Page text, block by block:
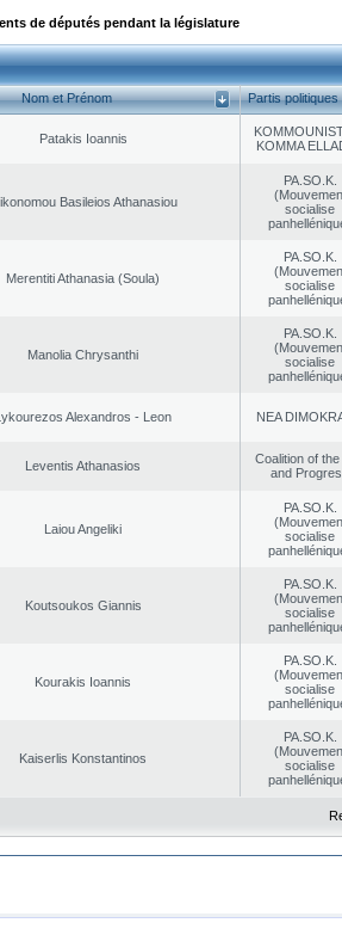
de députés pendant la législature
Nom et Prénom Partis politiques
Patakis Ioannis
KOMMA
Basileios Athanasiou
PA.SO.K.
socialise
Merentiti Athanasia (Soula)
PA.SO.K.
socialise
Manolia Chrysanthi
PA.SO.K.
socialise
Alexandros - Leon NEA
Leventis Athanasios
Coalition of
and
Laiou Angeliki
PA.SO.K.
socialise
Koutsoukos Giannis
PA.SO.K.
socialise
Kourakis Ioannis
PA.SO.K.
socialise
Kaiserlis Konstantinos
PA.SO.K.
socialise